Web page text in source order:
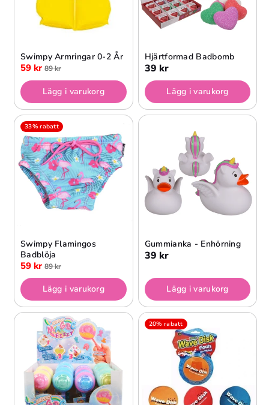
Swimpy Armringar 0-2 År
59 kr 89 kr
Lägg i varukorg
Hjärtformad Badbomb
39 kr
Lägg i varukorg
33% rabatt
Swimpy Flamingos
Badblöja
59 kr 89 kr
Lägg i varukorg
Gummianka - Enhörning
39 kr
Lägg i varukorg
20% rabatt